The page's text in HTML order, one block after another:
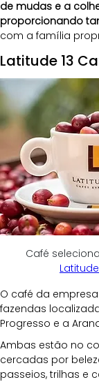
de mudas e a
proporcionando
com a família
Latitude 13
Café
O café da empresa
fazendas
Progresso e a
Ambas estão no
cercadas por
passeios, trilhas e